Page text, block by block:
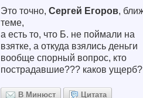
Это точно, Сергей Егоров,
теме,
а есть то, что Б. не поймали на
взятке, а откуда взялись деньги
вообще спорный вопрос, кто
пострадавшие??? каков
В Минюст
Цитата